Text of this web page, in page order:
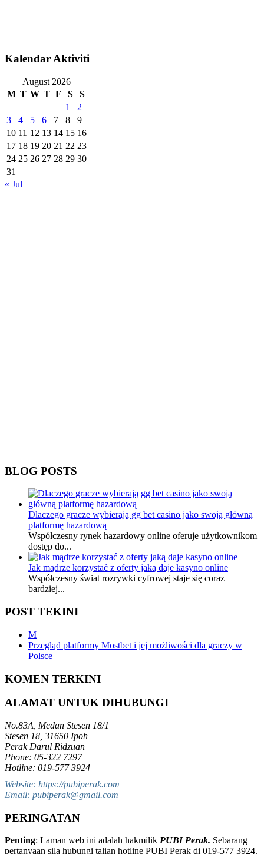
Kalendar Aktiviti
August 2026
M T W T F S
S
1
2
3
4 5 6 7 8
9
10 11 12 13 14 15 16
17 18 19 20 21 22 23
24 25 26 27 28 29 30
31
« Jul
BLOG POSTS
Dlaczego gracze wybierają gg bet casino jako swoją główną
platformę hazardową
Współczesny rynek hazardowy online oferuje użytkownikom
dostęp do...
Jak mądrze korzystać z oferty jaką daje kasyno online
Współczesny świat rozrywki cyfrowej staje się coraz
bardziej...
POST TEKINI
M
Przegląd platformy Mostbet i jej możliwości dla graczy w
Polsce
KOMEN TERKINI
ALAMAT UNTUK DIHUBUNGI
No.83A, Medan Stesen 18/1
Stesen 18, 31650 Ipoh
Perak Darul Ridzuan
Phone: 05-322 7297
Hotline: 019-577 3924
Website: https://pubiperak.com
Email: pubiperak@gmail.com
PERINGATAN
Penting: Laman web ini adalah hakmilik PUBI Perak. Sebarang
pertanyaan sila hubungi talian hotline PUBI Perak di 019-577 3924.